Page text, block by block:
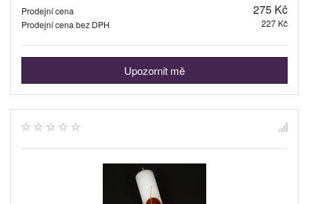
Prodejní cena 275 Kč
Prodejní cena bez DPH 227 Kč
Upozornit mě